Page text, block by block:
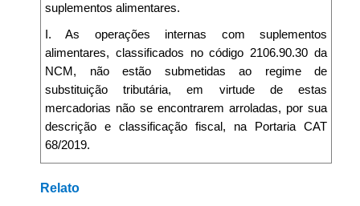
suplementos alimentares.
I. As operações internas com suplementos
alimentares, classificados no código 2106.90.30 da
NCM, não estão submetidas ao regime de
substituição tributária, em virtude de estas
mercadorias não se encontrarem arroladas, por sua
descrição e classificação fiscal, na Portaria CAT
68/2019.
Relato